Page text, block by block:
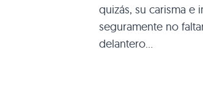
quizás, su carisma
seguramente no
delantero…